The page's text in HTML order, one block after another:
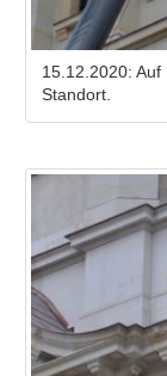
15.12.2020: Auf
Standort.